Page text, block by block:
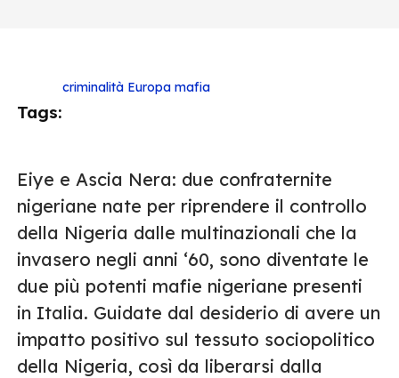
Tags:
criminalità Europa mafia
Eiye e Ascia Nera: due confraternite
nigeriane nate per riprendere il controllo
della Nigeria dalle multinazionali che la
invasero negli anni ‘60, sono diventate le
due più potenti mafie nigeriane presenti
in Italia. Guidate dal desiderio di avere un
impatto positivo sul tessuto sociopolitico
della Nigeria, così da liberarsi dalla